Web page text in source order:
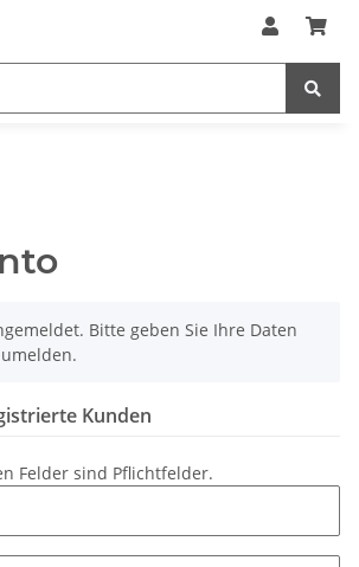
Bitte geben Sie Ihre Daten
Kunden
Felder sind Pflichtfelder.